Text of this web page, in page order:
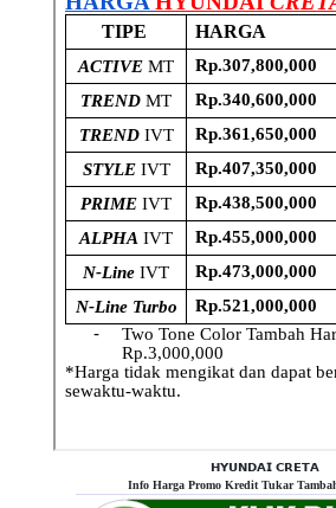
𝗛𝗬𝗨𝗡𝗗𝗔𝗜 𝗖𝗥𝗘𝗧𝗔
Info Harga Promo Kredit Tukar